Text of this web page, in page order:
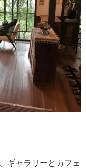
ギャラリーとカフェ